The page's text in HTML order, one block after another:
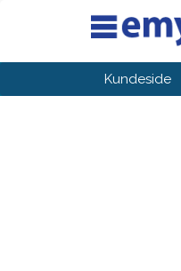
Kundeside